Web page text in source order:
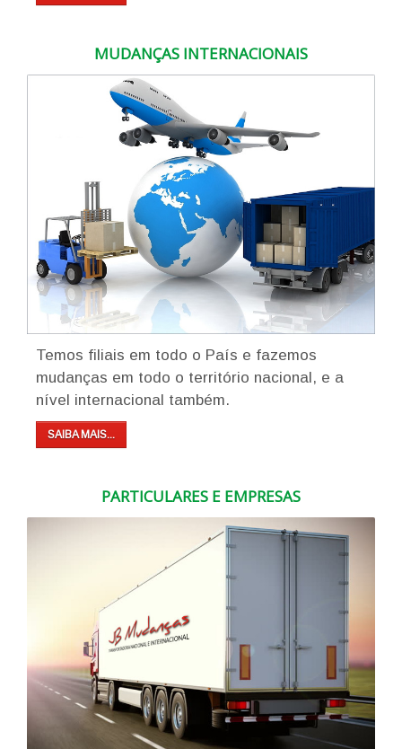
MUDANÇAS INTERNACIONAIS
Temos filiais em todo o País e fazemos
mudanças em todo o território nacional, e a
nível internacional também.
SAIBA MAIS...
PARTICULARES E EMPRESAS